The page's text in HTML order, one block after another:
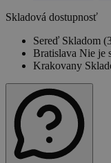
Skladová dostupnosť
Sereď Skladom
Bratislava Nie je
Krakovany